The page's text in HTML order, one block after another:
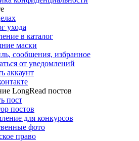
ухода
в каталог
маски
сообщения, избранное
от уведомлений
аккаунт
LongRead постов
пост
постов
для конкурсов
фото
право